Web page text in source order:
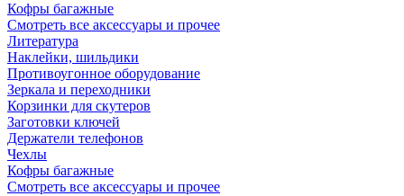
Кофры багажные
Смотреть все аксессуары и прочее
Литература
Наклейки, шильдики
Противоугонное оборудование
Зеркала и переходники
Корзинки для скутеров
Заготовки ключей
Держатели телефонов
Чехлы
Кофры багажные
Смотреть все аксессуары и прочее